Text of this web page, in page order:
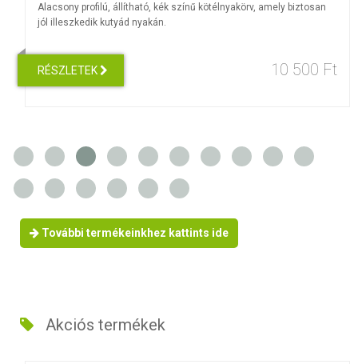
Alacsony profilú, állítható, kék színű kötélnyakörv, amely biztosan
jól illeszkedik kutyád nyakán.
10 500 Ft
RÉSZLETEK
További termékeinkhez kattints ide
Akciós termékek